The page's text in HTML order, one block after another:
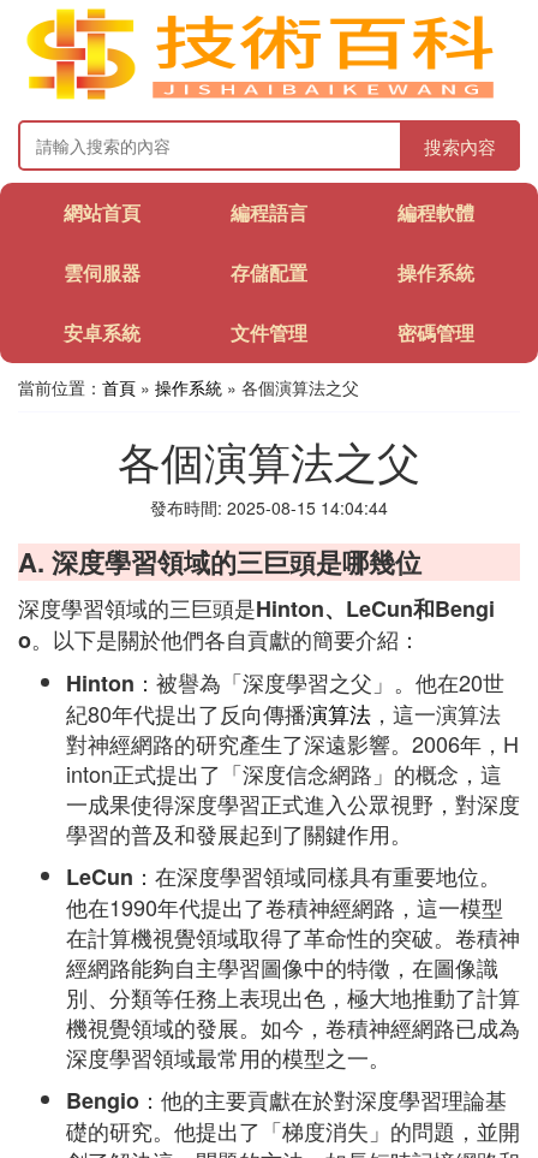
搜索內容
網站首頁 編程語言 編程軟體
雲伺服器 存儲配置 操作系統
安卓系統 文件管理 密碼管理
當前位置： 首頁 » 操作系統 » 各個演算法之父
各個演算法之父
發布時間: 2025-08-15 14:04:44
A. 深度學習領域的三巨頭是哪幾位
深度學習領域的三巨頭是Hinton、LeCun和Bengi
o。以下是關於他們各自貢獻的簡要介紹：
Hinton ：被譽為「深度學習之父」。他在20世
紀80年代提出了反向傳播演算法 ，這一演算法
對神經網路的研究產生了深遠影響。2006年，H
inton正式提出了「深度信念網路」的概念，這
一成果使得深度學習正式進入公眾視野，對深度
學習的普及和發展起到了關鍵作用。
LeCun ：在深度學習領域同樣具有重要地位。
他在1990年代提出了卷積神經網路，這一模型
在計算機視覺領域取得了革命性的突破。卷積神
經網路能夠自主學習圖像中的特徵，在圖像識
別、分類等任務上表現出色，極大地推動了計算
機視覺領域的發展。如今，卷積神經網路已成為
深度學習領域最常用的模型之一。
Bengio ：他的主要貢獻在於對深度學習理論基
礎的研究。他提出了「梯度消失」的問題，並開